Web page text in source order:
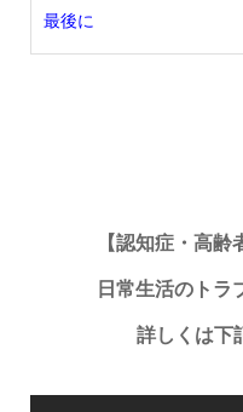
最後に
【認知症・高齢
日常生活のトラ
詳しくは下